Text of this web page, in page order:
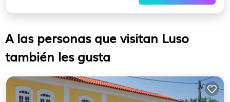
A las personas que visitan Luso
también les gusta